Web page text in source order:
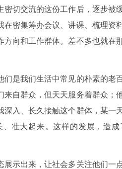
切交流的这份工作后，逐步被
密集筹办会议、讲课、梳理资
向和工作群体。差不多也就在
是我们生活中常见的朴素的老
自群众，但天天服务着群众；
入、长久接触这个群体，某一
壮大起来。这样的发展，造
示出来，让社会多关注他们一